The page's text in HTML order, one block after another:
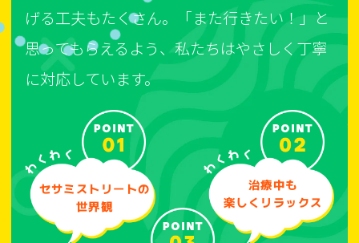
げる工夫もたくさん。「また行きたい！」と
思ってもらえるよう、私たちはやさしく丁寧
に対応しています。
セサミストリートの
世界観
治療中も
楽しくリラックス